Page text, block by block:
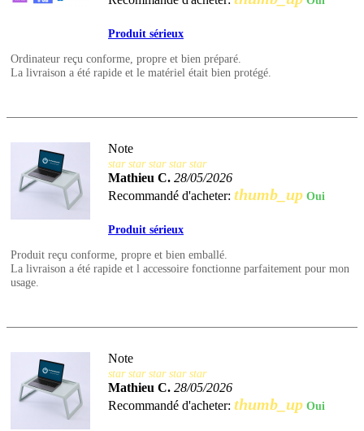
Produit sérieux
Ordinateur reçu conforme, propre et bien préparé.
La livraison a été rapide et le matériel était bien protégé.
Note
star star star star star
Mathieu C. 28/05/2026
Recommandé d'acheter: thumb_up Oui
Produit sérieux
Produit reçu conforme, propre et bien emballé.
La livraison a été rapide et l accessoire fonctionne parfaitement pour mon
usage.
Note
star star star star star
Mathieu C. 28/05/2026
Recommandé d'acheter: thumb_up Oui